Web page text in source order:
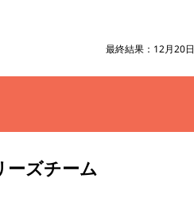
最終結果：12月20日
ズチーム